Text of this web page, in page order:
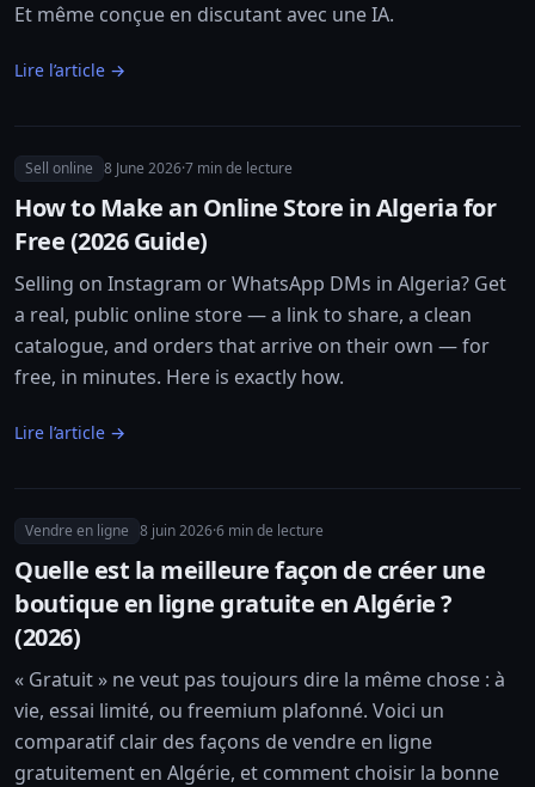
Et même conçue en discutant avec une IA.
Lire l’article →
Sell online 8 June 2026·7 min de lecture
How to Make an Online Store in Algeria for
Free (2026 Guide)
Selling on Instagram or WhatsApp DMs in Algeria? Get
a real, public online store — a link to share, a clean
catalogue, and orders that arrive on their own — for
free, in minutes. Here is exactly how.
Lire l’article →
Vendre en ligne 8 juin 2026·6 min de lecture
Quelle est la meilleure façon de créer une
boutique en ligne gratuite en Algérie ?
(2026)
« Gratuit » ne veut pas toujours dire la même chose : à
vie, essai limité, ou freemium plafonné. Voici un
comparatif clair des façons de vendre en ligne
gratuitement en Algérie, et comment choisir la bonne